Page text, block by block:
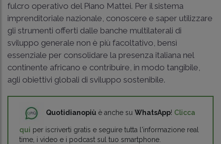
fulcro operativo del Piano Mattei. Per il sistema
imprenditoriale nazionale, conoscere e saper utilizzare
gli strumenti offerti dalle banche multilaterali di
sviluppo generale non è più facoltativo, bensì
essenziale per consolidare la presenza italiana nel
continente africano e contribuire, in modo tangibile,
agli obiettivi globali di sviluppo sostenibile.
Quotidianopiù è anche su WhatsApp! Clicca
qui per iscriverti gratis e seguire tutta l'informazione real
time, i video e i podcast sul tuo smartphone.